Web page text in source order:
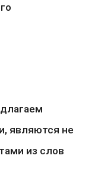
являются не
из слов